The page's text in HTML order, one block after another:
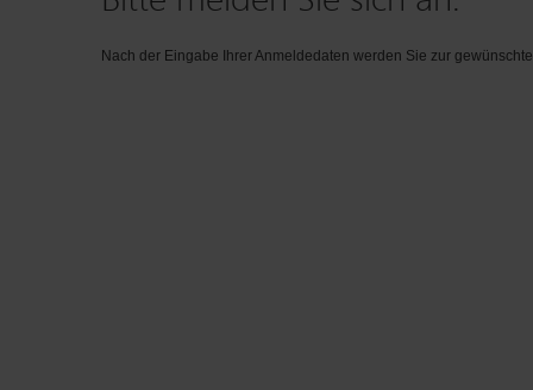
Nach der Eingabe Ihrer Anmeldedaten werden Sie zur